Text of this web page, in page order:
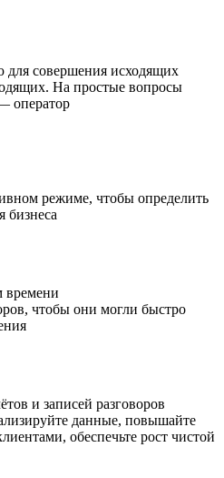
для совершения исходящих
На простые вопросы
оператор
режиме, чтобы определить
бизнеса
времени
чтобы они могли быстро
и записей разговоров
данные, повышайте
обеспечьте рост чистой